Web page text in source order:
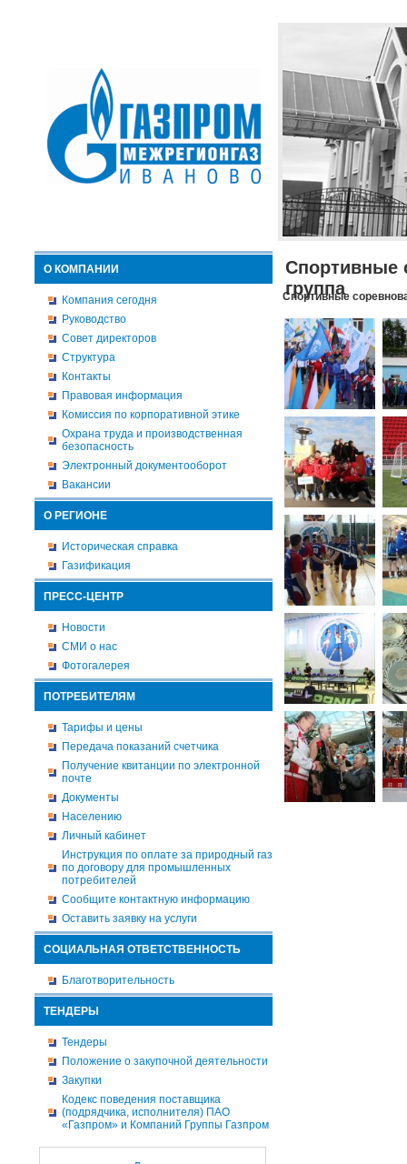
О КОМПАНИИ
Компания сегодня
Руководство
Совет директоров
Структура
Контакты
Правовая информация
Комиссия по корпоративной этике
Охрана труда и производственная
безопасность
Электронный документооборот
Вакансии
О РЕГИОНЕ
Историческая справка
Газификация
ПРЕСС-ЦЕНТР
Новости
СМИ о нас
Фотогалерея
ПОТРЕБИТЕЛЯМ
Тарифы и цены
Передача показаний счетчика
Получение квитанции по электронной
почте
Документы
Населению
Личный кабинет
Инструкция по оплате за природный газ
по договору для промышленных
потребителей
Сообщите контактную информацию
Оставить заявку на услуги
СОЦИАЛЬНАЯ ОТВЕТСТВЕННОСТЬ
Благотворительность
ТЕНДЕРЫ
Тендеры
Положение о закупочной деятельности
Закупки
Кодекс поведения поставщика
(подрядчика, исполнителя) ПАО
«Газпром» и Компаний Группы Газпром
Спортивные
группа
Спортивные